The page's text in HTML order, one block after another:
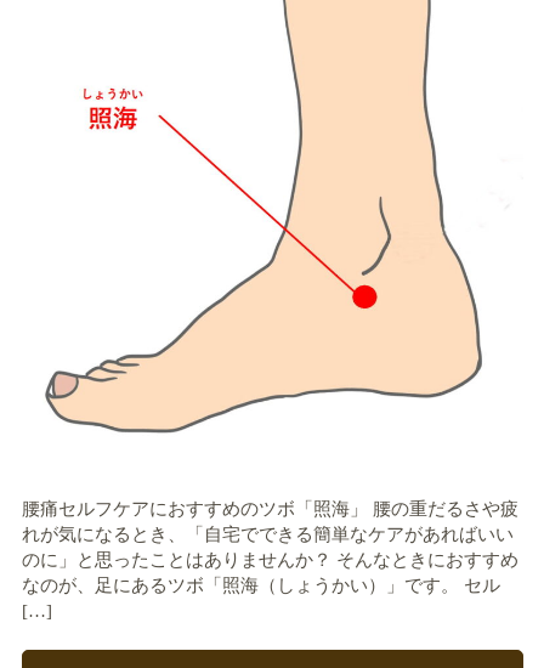
腰痛セルフケアにおすすめのツボ「照海」 腰の重だるさや疲
れが気になるとき、「自宅でできる簡単なケアがあればいい
のに」と思ったことはありませんか？ そんなときにおすすめ
なのが、足にあるツボ「照海（しょうかい）」です。 セル
[…]